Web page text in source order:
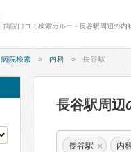
病院口コミ検索カルー - 長谷駅周辺の
病院検索 内科 長谷駅
長谷駅周辺
長谷駅 × 内